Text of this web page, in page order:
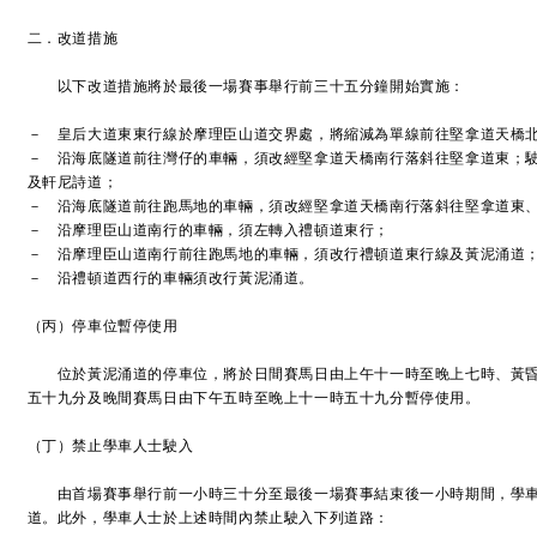
二．改道措施
以下改道措施將於最後一場賽事舉行前三十五分鐘開始實施：
－ 皇后大道東東行線於摩理臣山道交界處，將縮減為單線前往堅拿道天橋
－ 沿海底隧道前往灣仔的車輛，須改經堅拿道天橋南行落斜往堅拿道東；
及軒尼詩道；
－ 沿海底隧道前往跑馬地的車輛，須改經堅拿道天橋南行落斜往堅拿道東
－ 沿摩理臣山道南行的車輛，須左轉入禮頓道東行；
－ 沿摩理臣山道南行前往跑馬地的車輛，須改行禮頓道東行線及黃泥涌道
－ 沿禮頓道西行的車輛須改行黃泥涌道。
（丙）停車位暫停使用
位於黃泥涌道的停車位，將於日間賽馬日由上午十一時至晚上七時、黃
五十九分及晚間賽馬日由下午五時至晚上十一時五十九分暫停使用。
（丁）禁止學車人士駛入
由首場賽事舉行前一小時三十分至最後一場賽事結束後一小時期間，學
道。此外，學車人士於上述時間內禁止駛入下列道路：